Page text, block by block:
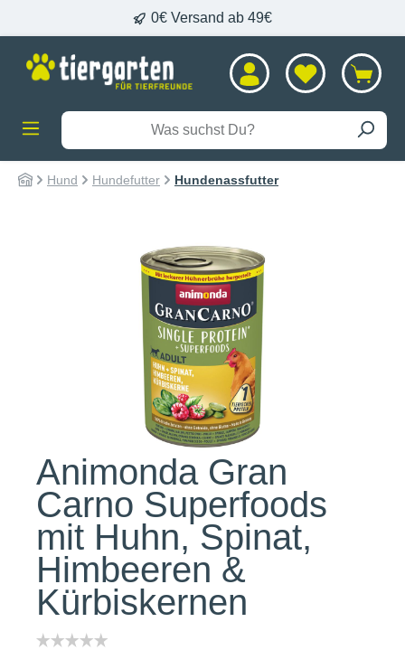
0€ Versand ab 49€
Hund Hundefutter Hundenassfutter
Bildergalerie überspringen
Animonda Gran
Carno Superfoods
mit Huhn, Spinat,
Himbeeren &
Kürbiskernen